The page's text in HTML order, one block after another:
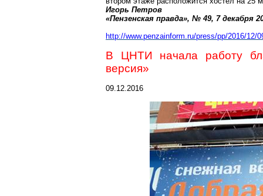
Игорь Петров
«Пензенская правда», № 49, 7 декабря
http://www.penzainform.ru/press/pp/2016/12/
В ЦНТИ начала работу
версия»
09.12.2016